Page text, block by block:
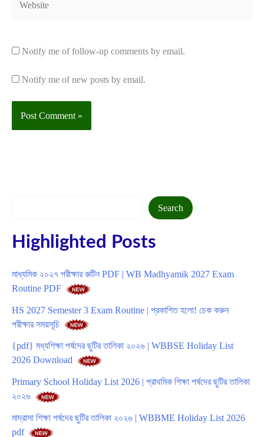
Notify me of follow-up comments by email.
Notify me of new posts by email.
Search
Highlighted Posts
মাধ্যমিক ২০২৭ পরীক্ষার রুটিন PDF | WB Madhyamik 2027 Exam
Routine PDF
HS 2027 Semester 3 Exam Routine | প্রকাশিত হলো! চেক করুন
পরীক্ষার সময়সূচি
{pdf} মধ্যশিক্ষা পর্ষদের ছুটির তালিকা ২০২৬ | WBBSE Holiday List
2026 Download
Primary School Holiday List 2026 | প্রাথমিক শিক্ষা পর্ষদের ছুটির তালিকা
২০২৬
মাদ্রাসা শিক্ষা পর্ষদের ছুটির তালিকা ২০২৬ | WBBME Holiday List 2026
pdf